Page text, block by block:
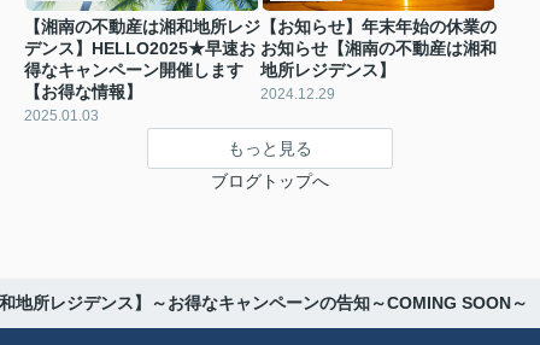
【湘南の不動産は湘和地所レジ
デンス】HELLO2025★早速お
得なキャンペーン開催します
【お得な情報】
2025.01.03
【お知らせ】年末年始の休業の
お知らせ【湘南の不動産は湘和
地所レジデンス】
2024.12.29
もっと見る
ブログトップへ
地所レジデンス】～お得なキャンペーンの告知～COMING SOON～